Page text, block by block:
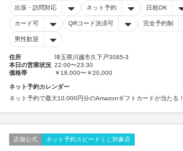
出張・訪問対応 ネット予約 日祝OK
カード可 QRコード決済可 完全予約制
男性歓迎
住所
埼玉県川越市久下戸3085-3
本日の営業状況 22:00〜23:30
価格帯
￥18,000〜￥20,000
ネット予約カレンダー
ネット予約で最大10,000円分のAmazonギフトカードが当たる！
店舗公式 ネット予約スピードくじ対象店